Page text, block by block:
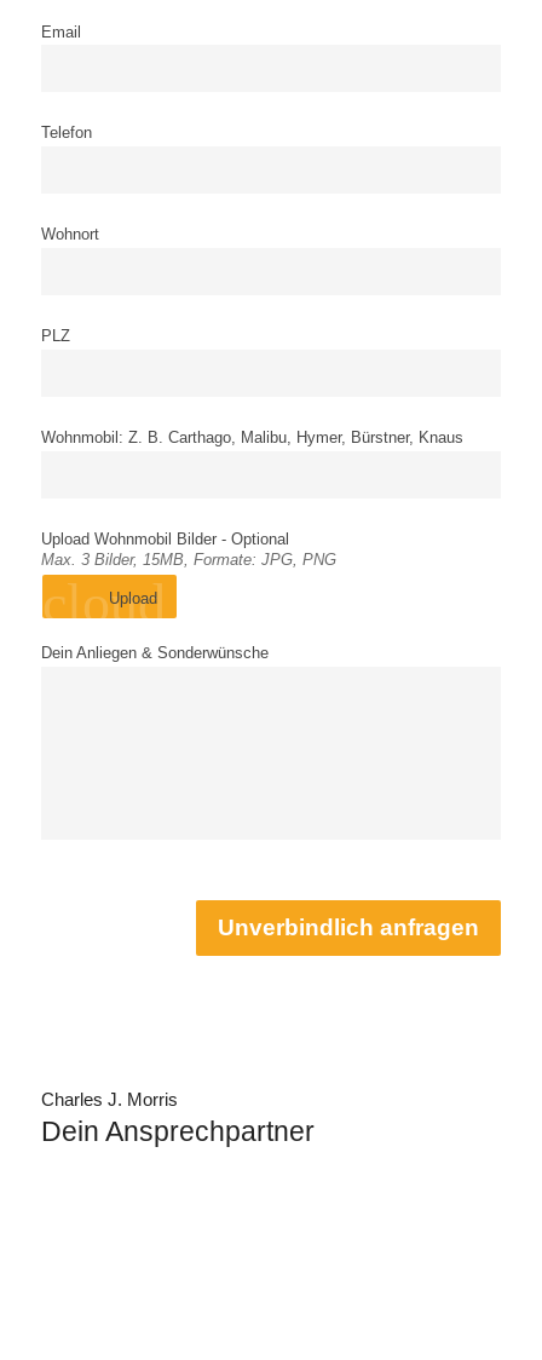
Email
Telefon
Wohnort
PLZ
Wohnmobil: Z. B. Carthago, Malibu, Hymer, Bürstner, Knaus
Upload Wohnmobil Bilder - Optional
Max. 3 Bilder, 15MB, Formate: JPG, PNG
cloud_upload
Upload
Dein Anliegen & Sonderwünsche
Unverbindlich anfragen
Charles J. Morris
Dein Ansprechpartner